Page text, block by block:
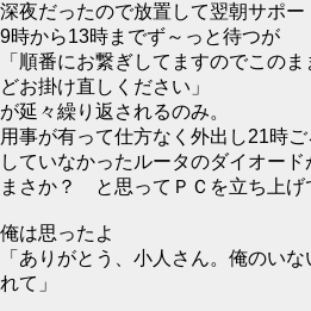
深夜だったので放置して翌朝サポー
9時から13時までず～っと待つが
「順番にお繋ぎしてますのでこの
どお掛け直しください」
が延々繰り返されるのみ。
用事が有って仕方なく外出し21時
していなかったルータのダイオード
まさか？ と思ってＰＣを立ち上げ
俺は思ったよ
「ありがとう、小人さん。俺のい
れて」